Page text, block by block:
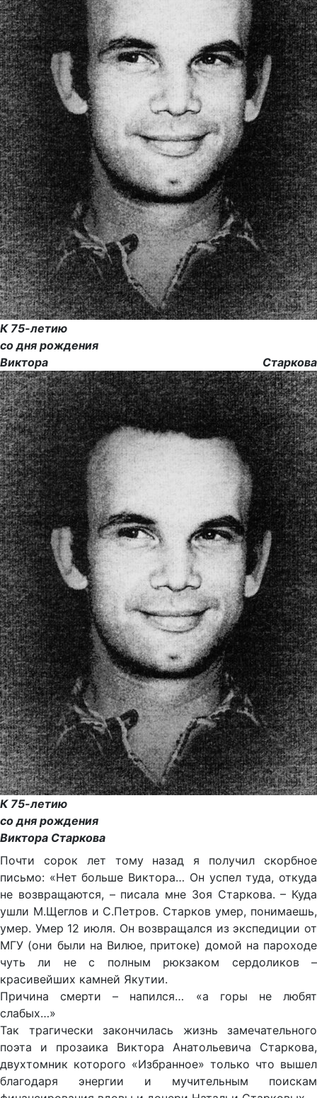
К 75-летию
со дня рождения
Виктора Старкова
К 75-летию
со дня рождения
Виктора Старкова
Почти сорок лет тому назад я получил скорбное
письмо: «Нет больше Виктора… Он успел туда, откуда
не возвращаются, – писала мне Зоя Старкова. – Куда
ушли М.Щеглов и С.Петров. Старков умер, понимаешь,
умер. Умер 12 июля. Он возвращался из экспедиции от
МГУ (они были на Вилюе, притоке) домой на пароходе
чуть ли не с полным рюкзаком сердоликов –
красивейших камней Якутии.
Причина смерти – напился… «а горы не любят
слабых…»
Так трагически закончилась жизнь замечательного
поэта и прозаика Виктора Анатольевича Старкова,
двухтомник которого «Избранное» только что вышел
благодаря энергии и мучительным поискам